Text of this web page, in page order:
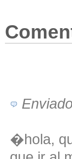
�hola,